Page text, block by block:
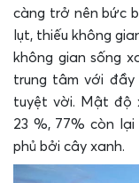
càng trở nên bức
lụt, thiếu không
không gian sống
trung tâm với đầy
tuyệt vời. Mật độ
23 %, 77% còn
phủ bởi cây xanh.